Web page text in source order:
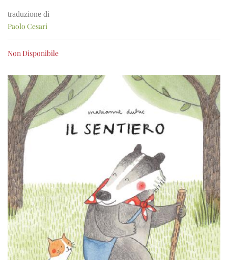
traduzione di
Paolo Cesari
Non Disponibile